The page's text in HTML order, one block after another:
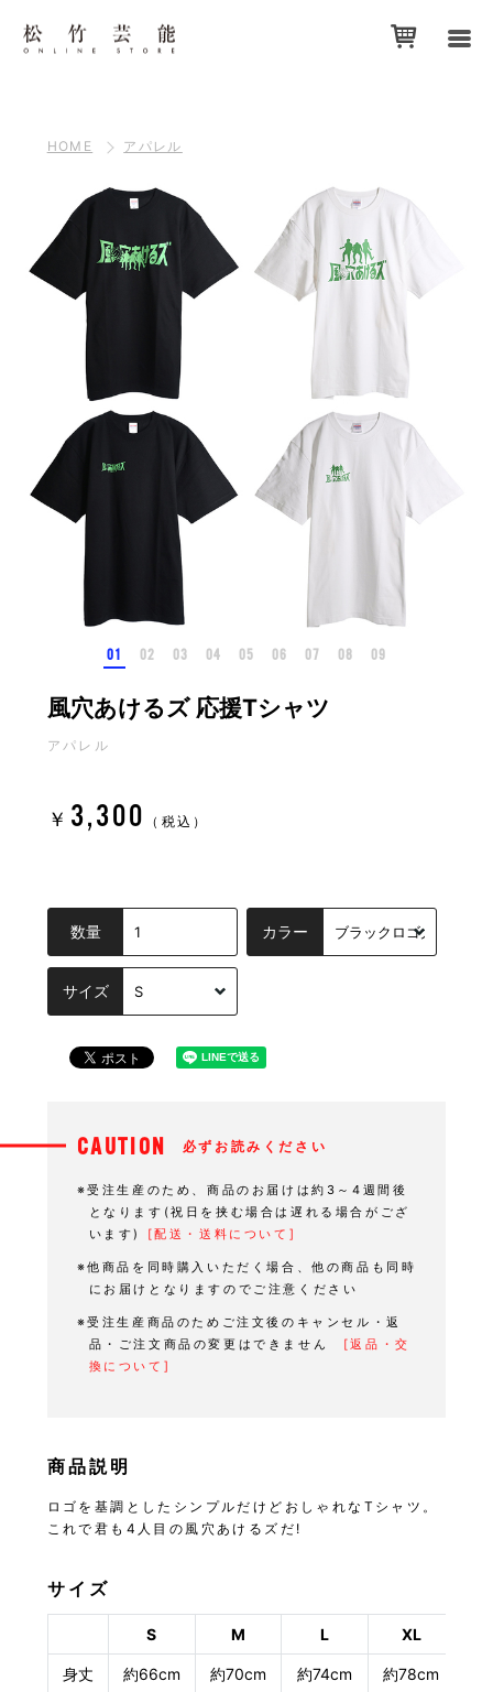
HOME アパレル
風穴あけるズ 応援Tシャツ
アパレル
￥ 3,300 （税込）
数量 カラー
サイズ
CAUTION 必ずお読みください
※受注生産のため、商品のお届けは約3～4週間後
となります(祝日を挟む場合は遅れる場合がござ
います)
[配送・送料について]
※他商品を同時購入いただく場合、他の商品も同時
にお届けとなりますのでご注意ください
※受注生産商品のためご注文後のキャンセル・返
品・ご注文商品の変更はできません [返品・交
換について]
商品説明
ロゴを基調としたシンプルだけどおしゃれなTシャツ。
これで君も4人目の風穴あけるズだ!
サイズ
S M L XL
身丈 約66cm 約70cm 約74cm 約78cm